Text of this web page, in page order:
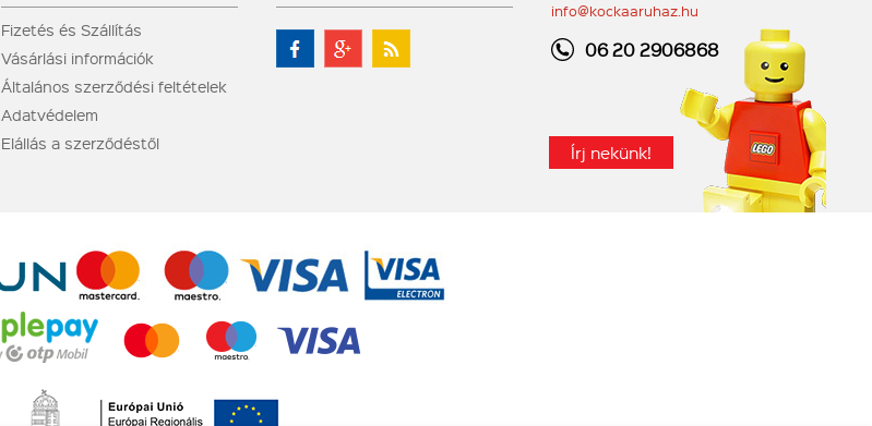
Fizetés és Szállítás
Vásárlási információk
Általános szerződési feltételek
Adatvédelem
Elállás a szerződéstől
info@kockaaruhaz.hu
06 20 2906868
Írj nekünk!